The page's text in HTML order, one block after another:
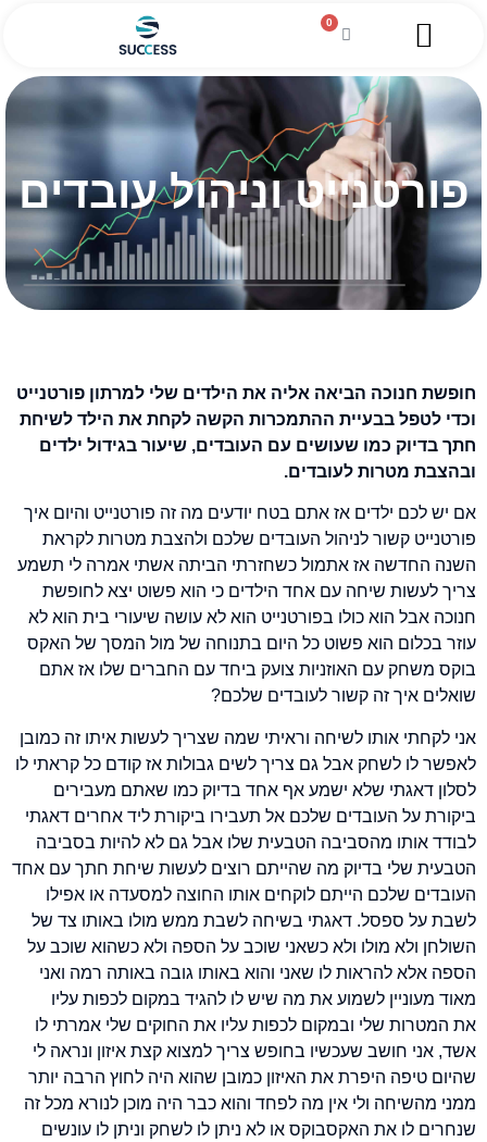
0
פורטנייט וניהול עובדים
חופשת חנוכה הביאה אליה את הילדים שלי למרתון פורטנייט
וכדי לטפל בבעיית ההתמכרות הקשה לקחת את הילד לשיחת
חתך בדיוק כמו שעושים עם העובדים, שיעור בגידול ילדים
ובהצבת מטרות לעובדים.
אם יש לכם ילדים אז אתם בטח יודעים מה זה פורטנייט והיום איך
פורטנייט קשור לניהול העובדים שלכם ולהצבת מטרות לקראת
השנה החדשה אז אתמול כשחזרתי הביתה אשתי אמרה לי תשמע
צריך לעשות שיחה עם אחד הילדים כי הוא פשוט יצא לחופשת
חנוכה אבל הוא כולו בפורטנייט הוא לא עושה שיעורי בית הוא לא
עוזר בכלום הוא פשוט כל היום בתנוחה של מול המסך של האקס
בוקס משחק עם האוזניות צועק ביחד עם החברים שלו אז אתם
שואלים איך זה קשור לעובדים שלכם?
אני לקחתי אותו לשיחה וראיתי שמה שצריך לעשות איתו זה כמובן
לאפשר לו לשחק אבל גם צריך לשים גבולות אז קודם כל קראתי לו
לסלון דאגתי שלא ישמע אף אחד בדיוק כמו שאתם מעבירים
ביקורת על העובדים שלכם אל תעבירו ביקורת ליד אחרים דאגתי
לבודד אותו מהסביבה הטבעית שלו אבל גם לא להיות בסביבה
הטבעית שלי בדיוק מה שהייתם רוצים לעשות שיחת חתך עם אחד
העובדים שלכם הייתם לוקחים אותו החוצה למסעדה או אפילו
לשבת על ספסל. דאגתי בשיחה לשבת ממש מולו באותו צד של
השולחן ולא מולו ולא כשאני שוכב על הספה ולא כשהוא שוכב על
הספה אלא להראות לו שאני והוא באותו גובה באותה רמה ואני
מאוד מעוניין לשמוע את מה שיש לו להגיד במקום לכפות עליו
את המטרות שלי ובמקום לכפות עליו את החוקים שלי אמרתי לו
אשד, אני חושב שעכשיו בחופש צריך למצוא קצת איזון ונראה לי
שהיום טיפה היפרת את האיזון כמובן שהוא היה לחוץ הרבה יותר
ממני מהשיחה ולי אין מה לפחד והוא כבר היה מוכן לנורא מכל זה
שנחרים לו את האקסבוקס או לא ניתן לו לשחק וניתן לו עונשים